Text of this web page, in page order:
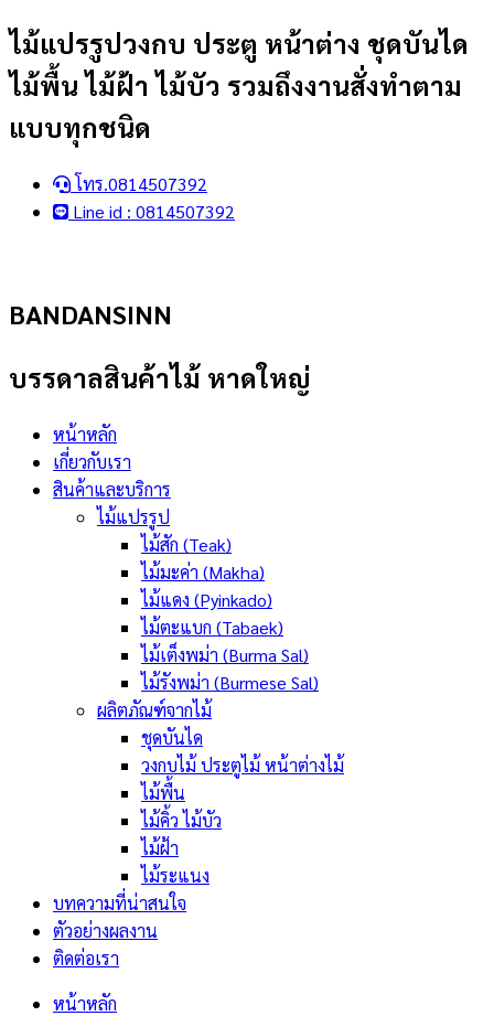
Skip
content
ไม้แปรรูปวงกบ ประตู หน้าต่าง ชุดบันได
ไม้พื้น ไม้ฝ้า ไม้บัว รวมถึงงานสั่งทำตาม
แบบทุกชนิด
โทร.0814507392
Line id : 0814507392
BANDANSINN
บรรดาลสินค้าไม้ หาดใหญ่
หน้าหลัก
เกี่ยวกับเรา
สินค้าและบริการ
ไม้แปรรูป
ไม้สัก (Teak)
ไม้มะค่า (Makha)
ไม้แดง (Pyinkado)
ไม้ตะแบก (Tabaek)
ไม้เต็งพม่า (Burma Sal)
ไม้รังพม่า (Burmese Sal)
ผลิตภัณฑ์จากไม้
ชุดบันได
วงกบไม้ ประตูไม้ หน้าต่างไม้
ไม้พื้น
ไม้คิ้ว ไม้บัว
ไม้ฝ้า
ไม้ระแนง
บทความที่น่าสนใจ
ตัวอย่างผลงาน
ติดต่อเรา
หน้าหลัก